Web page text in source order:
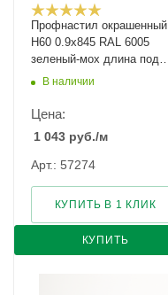
Профнастил окрашенный
Н60 0.9х845 RAL 6005
зеленый-мох длина под
заказ арт.1279202
В наличии
Цена:
1 043 руб./м
Арт.: 57274
КУПИТЬ
КУПИТЬ В 1 КЛИК